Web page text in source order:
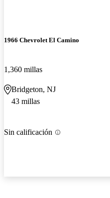
1966 Chevrolet El Camino
1,360 millas
Bridgeton, NJ
43 millas
Sin calificación